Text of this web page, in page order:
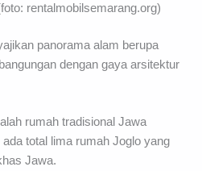
rentalmobilsemarang.org)
panorama alam berupa
dengan gaya arsitektur
rumah tradisional Jawa
total lima rumah Joglo yang
Jawa.